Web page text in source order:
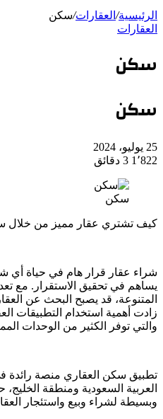
الرئيسية/ العقارات/سكن
العقارات
سكن
سكن
25 يوليو، 2024
1٬822 3 دقائق
سكن
كيف تشتري عقار مميز من خلال
شراء عقار قرار هام في حياة أي
يساهم في تحقيق الاستقرار. مع
المتنوعة، قد يصبح البحث عن
زادت أهمية استخدام التطبيقات
والتي توفر الكثير من الوحدات
تطبيق سكن العقاري منصة رائدة
العربية السعودية ومنطقة
وبسيطة لشراء وبيع واستئجار